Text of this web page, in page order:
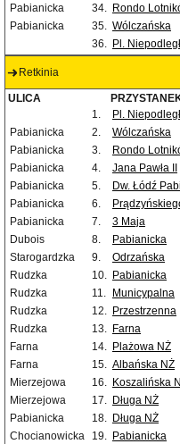
Pabianicka
34. Rondo
Pabianicka
35. Wólczańska
36. Pl.
Retkinia
ULICA
1.
Pl.
Pabianicka
2. Wólczańska
Pabianicka
3. Rondo
Pabianicka
4. Jana Pawła II
Pabianicka
5. Dw. Łódź
Pabianicka
6.
Pabianicka
7. 3 Maja
Dubois
8. Pabianicka
Starogardzka
9.
Odrzańska
Rudzka
10. Pabianicka
Rudzka
11. Municypalna
Rudzka
12. Przestrzenna
Rudzka
13. Farna
Farna
14. Plażowa NŻ
Farna
15. Albańska NŻ
Mierzejowa
16. Koszalińska
Mierzejowa
17. Długa NŻ
Pabianicka
18. Długa NŻ
Chocianowicka
19. Pabianicka